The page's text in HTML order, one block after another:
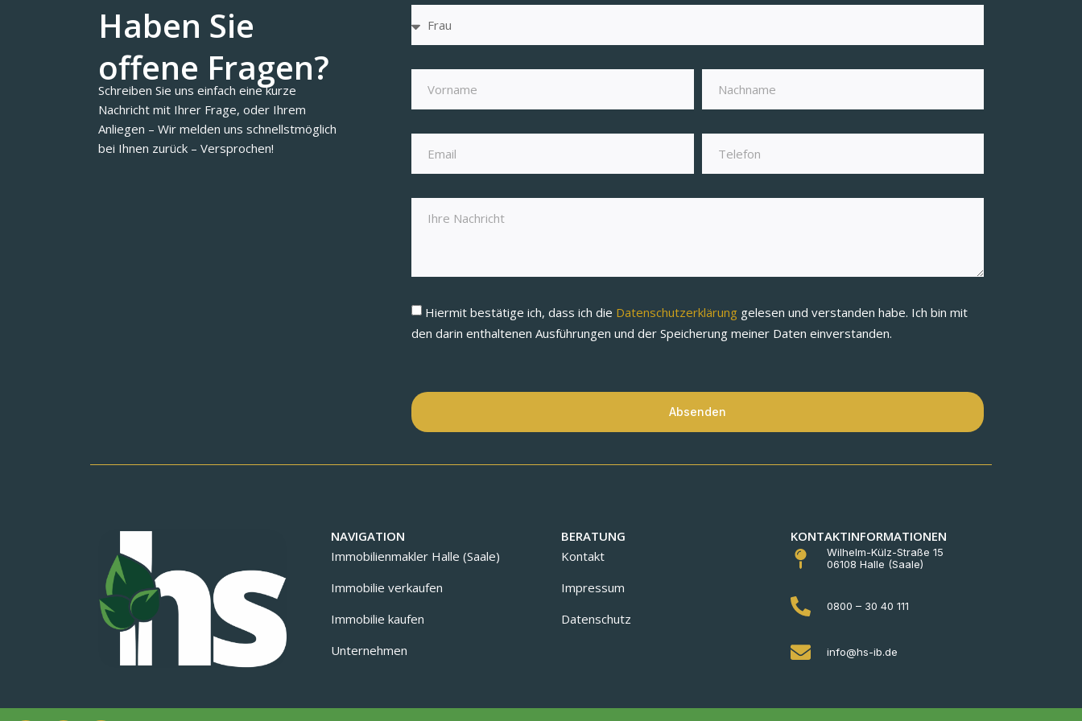
Haben Sie
offene Fragen?
Schreiben Sie uns einfach eine kurze
Nachricht mit Ihrer Frage, oder Ihrem
Anliegen – Wir melden uns schnellstmöglich
bei Ihnen zurück – Versprochen!
Hiermit bestätige ich, dass ich die Datenschutzerklärung gelesen und verstanden habe. Ich bin mit
den darin enthaltenen Ausführungen und der Speicherung meiner Daten einverstanden.
Absenden
NAVIGATION
Immobilienmakler Halle (Saale)
Immobilie verkaufen
Immobilie kaufen
Unternehmen
BERATUNG
Kontakt
Impressum
Datenschutz
KONTAKTINFORMATIONEN
Wilhelm-Külz-Straße 15
06108 Halle (Saale)
0800 – 30 40 111
info@hs-ib.de